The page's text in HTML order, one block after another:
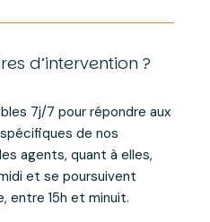
d’intervention ?
7j/7 pour répondre aux
de nos
agents, quant à elles,
et se poursuivent
entre 15h et minuit.